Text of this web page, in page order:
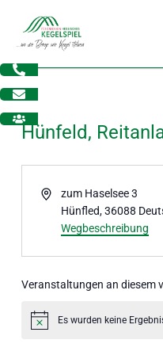
Inhalt
springen
Hünfeld,
Adressezum Haselsee 3
Hünfled, 36088
Wegbeschreibung
Veranstaltungen an diesem
HinweisEs wurden keine